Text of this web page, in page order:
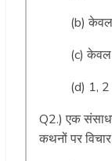
(b)
(c)
(d) 1,
Q2.) एक
कथनों पर